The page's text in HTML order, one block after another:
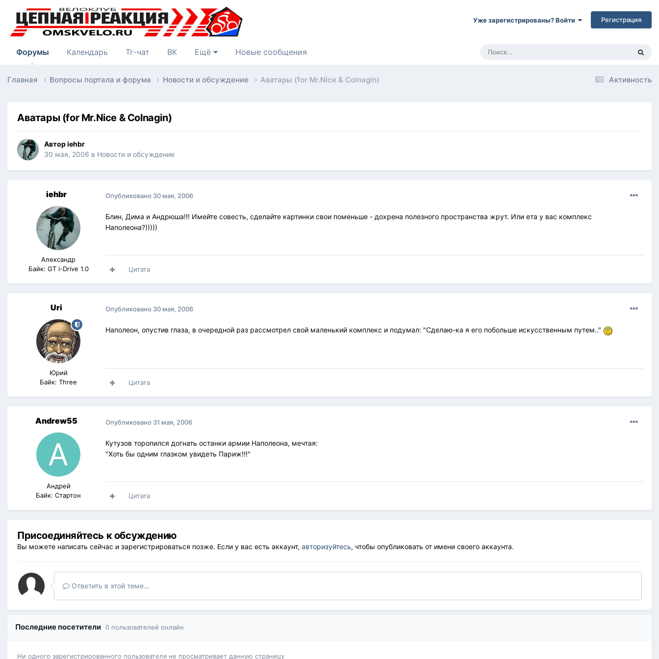
Уже зарегистрированы? Войти Регистрация
Форумы Календарь Тг-чат ВК Ещё Новые сообщения
Активность
Главная Вопросы портала и форума Новости и обсуждение Аватары (for Mr.Nice & Colnagin)
Аватары (for Mr.Nice & Colnagin)
Авторiehbr
30 мая, 2006 в Новости и обсуждение
iehbr
Александр
Байк: GT i-Drive 1.0
Опубликовано 30 мая, 2006
Блин, Дима и Андрюша!!! Имейте совесть, сделайте картинки свои поменьше - дохрена полезного пространства жрут. Или ета у вас комплекс
Наполеона?)))))
Цитата
Uri
Юрий
Байк: Three
Опубликовано 30 мая, 2006
Наполеон, опустив глаза, в очередной раз рассмотрел свой маленький комплекс и подумал: "Сделаю-ка я его побольше искусственным путем.."
Цитата
Andrew55
Андрей
Байк: Стартон
Опубликовано 31 мая, 2006
Кутузов торопился догнать останки армии Наполеона, мечтая:
"Xоть бы одним глазком увидеть Париж!!!"
Цитата
Присоединяйтесь к обсуждению
Вы можете написать сейчас и зарегистрироваться позже. Если у вас есть аккаунт, авторизуйтесь, чтобы опубликовать от имени своего аккаунта.
Ответить в этой теме...
Последние посетители 0 пользователей онлайн
Ни одного зарегистрированного пользователя не просматривает данную страницу